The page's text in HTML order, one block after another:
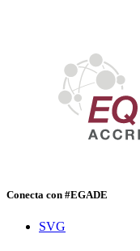
Conecta con #EGADE
SVG